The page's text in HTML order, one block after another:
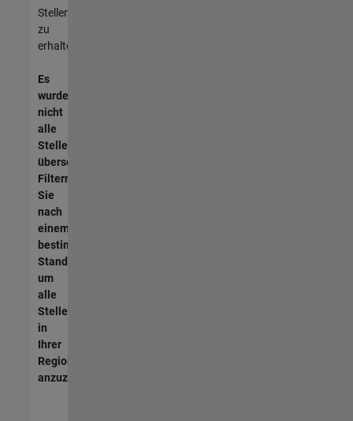
Stellenangeboten
zu
erhalten.
Es
wurden
nicht
alle
Stellen
übersetzt.
Filtern
Sie
nach
einem
bestimmten
Standort,
um
alle
Stellenangebote
in
Ihrer
Region
anzuzeigen.